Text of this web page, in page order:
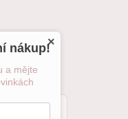
×
nákup!
a mějte